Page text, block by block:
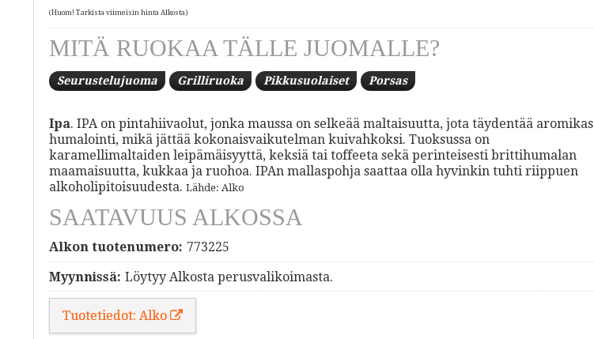
(Huom! Tarkista viimeisin hinta Alkosta)
MITÄ RUOKAA TÄLLE JUOMALLE?
Seurustelujuoma Grilliruoka Pikkusuolaiset Porsas
Ipa. IPA on pintahiivaolut, jonka maussa on selkeää maltaisuutta, jota täydentää aromikas
humalointi, mikä jättää kokonaisvaikutelman kuivahkoksi. Tuoksussa on
karamellimaltaiden leipämäisyyttä, keksiä tai toffeeta sekä perinteisesti brittihumalan
maamaisuutta, kukkaa ja ruohoa. IPAn mallaspohja saattaa olla hyvinkin tuhti riippuen
alkoholipitoisuudesta. Lähde: Alko
SAATAVUUS ALKOSSA
Alkon tuotenumero: 773225
Myynnissä: Löytyy Alkosta perusvalikoimasta.
Tuotetiedot: Alko